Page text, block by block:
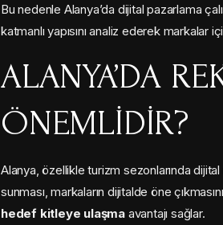
Bu nedenle Alanya’da dijital pazarlama
katmanlı yapısını analiz ederek markalar
ALANYA’DA
ÖNEMLIDIR?
Alanya, özellikle turizm sezonlarında
sunması, markaların dijitalde öne
hedef kitleye ulaşma avantajı sağlar.